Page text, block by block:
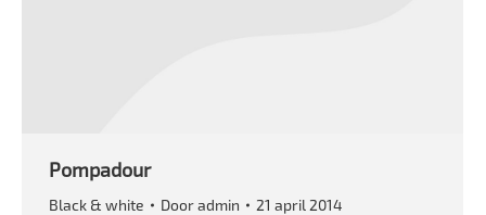
Pompadour
Black & white Dooradmin 21 april 2014